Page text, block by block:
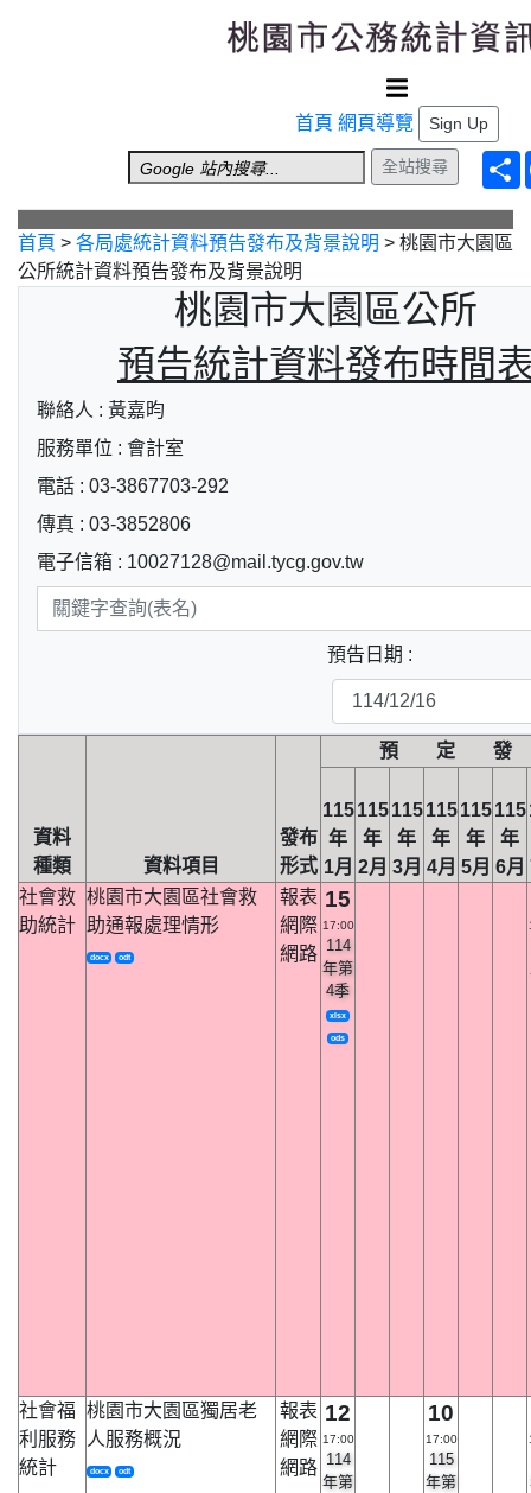
首頁 網頁導覽 Sign Up
全站搜尋
首頁 > 各局處統計資料預告發布及背景說明 > 桃園市大園區
公所統計資料預告發布及背景說明
桃園市大園區公所
預告統計資料發布時間
聯絡人 : 黃嘉昀
服務單位 : 會計室
電話 : 03-3867703-292
傳真 : 03-3852806
電子信箱 : 10027128@mail.tycg.gov.tw
預告日期 :
資料
種類
資料項目
發布
形式
預 定
115
年
1月
115
年
2月
115
年
3月
115
年
4月
115
年
5月
115
年
6月
社會救
助統計
桃園市大園區社會救
助通報處理情形
docx odt
報表
網際
網路
15
17:00
114
年第
4季
xlsx
ods
社會福
利服務
統計
桃園市大園區獨居老
人服務概況
docx odt
報表
網際
網路
12
17:00
114
年第
10
17:00
115
年第